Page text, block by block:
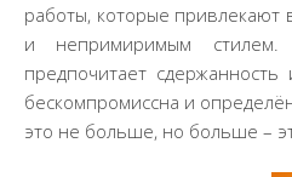
работы, которые привлекают
и непримиримым
предпочитает
бескомпромиссна и
это не больше, но больше –